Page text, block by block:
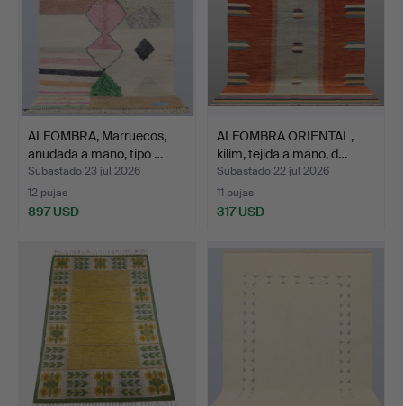
ALFOMBRA, Marruecos,
anudada a mano, tipo …
Subastado 23 jul 2026
12 pujas
897 USD
ALFOMBRA ORIENTAL,
kilim, tejida a mano, d…
Subastado 22 jul 2026
11 pujas
317 USD